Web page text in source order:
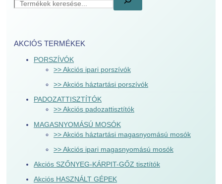
AKCIÓS TERMÉKEK
PORSZÍVÓK
>> Akciós ipari porszívók
>> Akciós háztartási porszívók
PADOZATTISZTÍTÓK
>> Akciós padozattisztítók
MAGASNYOMÁSÚ MOSÓK
>> Akciós háztartási magasnyomású mosók
>> Akciós ipari magasnyomású mosók
Akciós SZŐNYEG-KÁRPIT-GŐZ tisztítók
Akciós HASZNÁLT GÉPEK